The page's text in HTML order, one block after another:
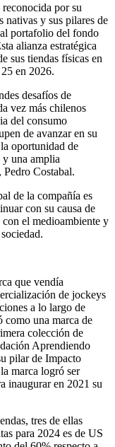
por su
nativas y sus pilares de
al portafolio del fondo
alianza estratégica
sus tiendas físicas en
en 2026.
desafíos de
vez más chilenos
del consumo
de avanzar en su
oportunidad de
y una amplia
Costabal.
de la compañía es
con su causa de
con el medioambiente y
que vendía
de jockeys
a lo largo de
como una marca de
colección de
Aprendiendo
pilar de Impacto
marca logró ser
inaugurar en 2021 su
tres de ellas
para 2024 es de US